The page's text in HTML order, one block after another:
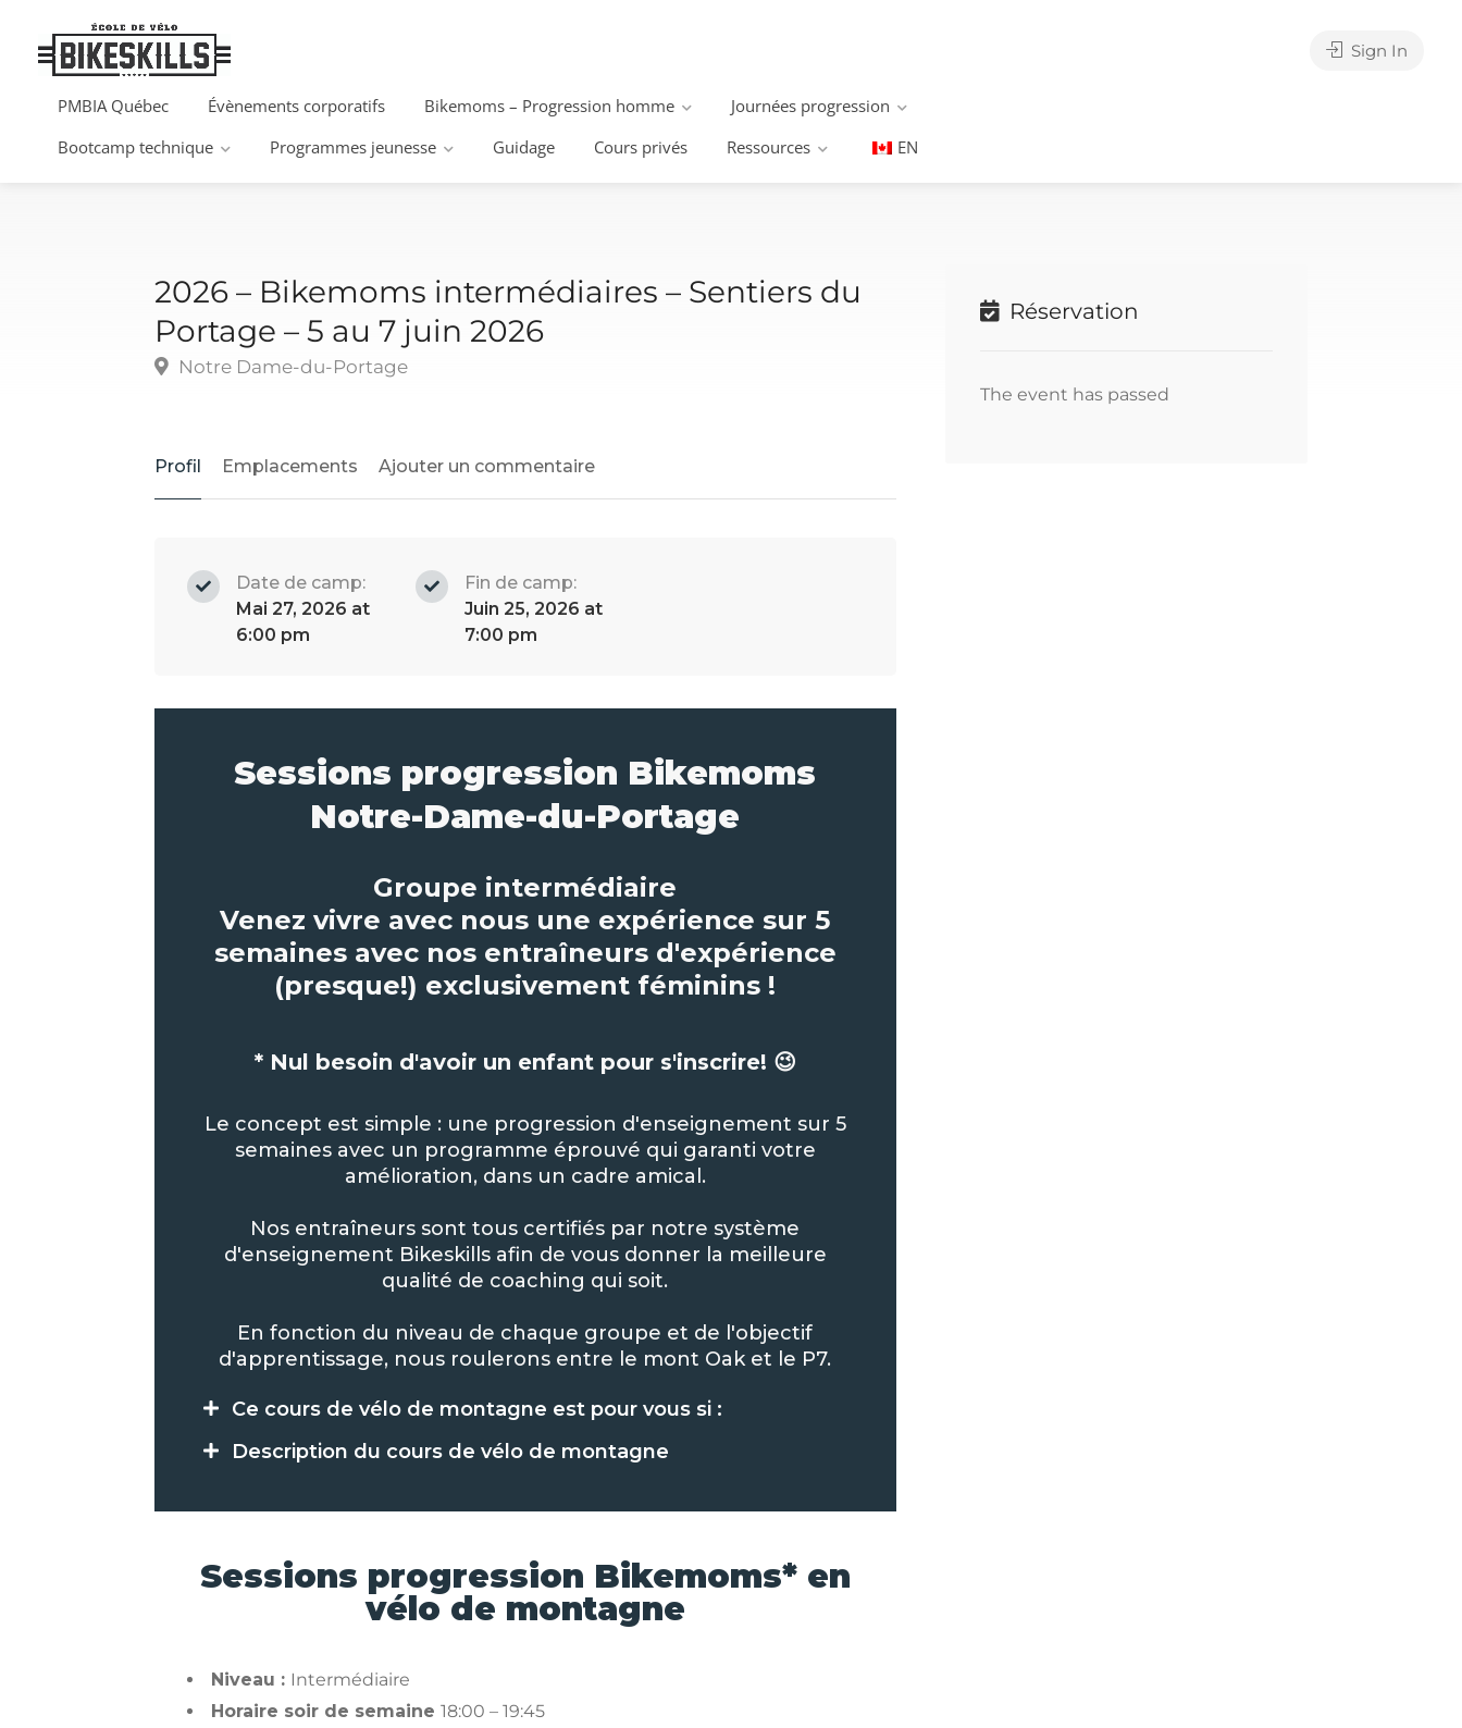
PMBIA Québec Évènements corporatifs Bikemoms – Progression homme
Journées progression
Bootcamp technique
Programmes jeunesse Guidage Cours privés Ressources EN
Sign In
2026 – Bikemoms intermédiaires – Sentiers du
Portage – 5 au 7 juin 2026
Notre Dame-du-Portage
Profil Emplacements Ajouter un commentaire
Date de camp:
Mai 27, 2026 at
6:00 pm
Fin de camp:
Juin 25, 2026 at
7:00 pm
Sessions progression Bikemoms
Notre-Dame-du-Portage
Groupe intermédiaire
Venez vivre avec nous une expérience sur 5
semaines avec nos entraîneurs d'expérience
(presque!) exclusivement féminins !
* Nul besoin d'avoir un enfant pour s'inscrire! 😉
Le concept est simple : une progression d'enseignement sur 5
semaines avec un programme éprouvé qui garanti votre
amélioration, dans un cadre amical.
Nos entraîneurs sont tous certifiés par notre système
d'enseignement Bikeskills afin de vous donner la meilleure
qualité de coaching qui soit.
En fonction du niveau de chaque groupe et de l'objectif
d'apprentissage, nous roulerons entre le mont Oak et le P7.
Ce cours de vélo de montagne est pour vous si :
Description du cours de vélo de montagne
Sessions progression Bikemoms* en
vélo de montagne
Niveau : Intermédiaire
Horaire soir de semaine 18:00 – 19:45
Réservation
The event has passed